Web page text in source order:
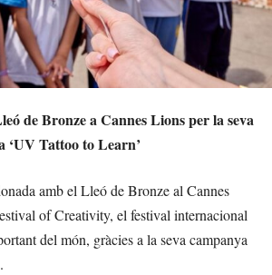
de Bronze a Cannes Lions per la seva
‘UV Tattoo to Learn’
amb el Lleó de Bronze al Cannes
of Creativity, el festival internacional
del món, gràcies a la seva campanya